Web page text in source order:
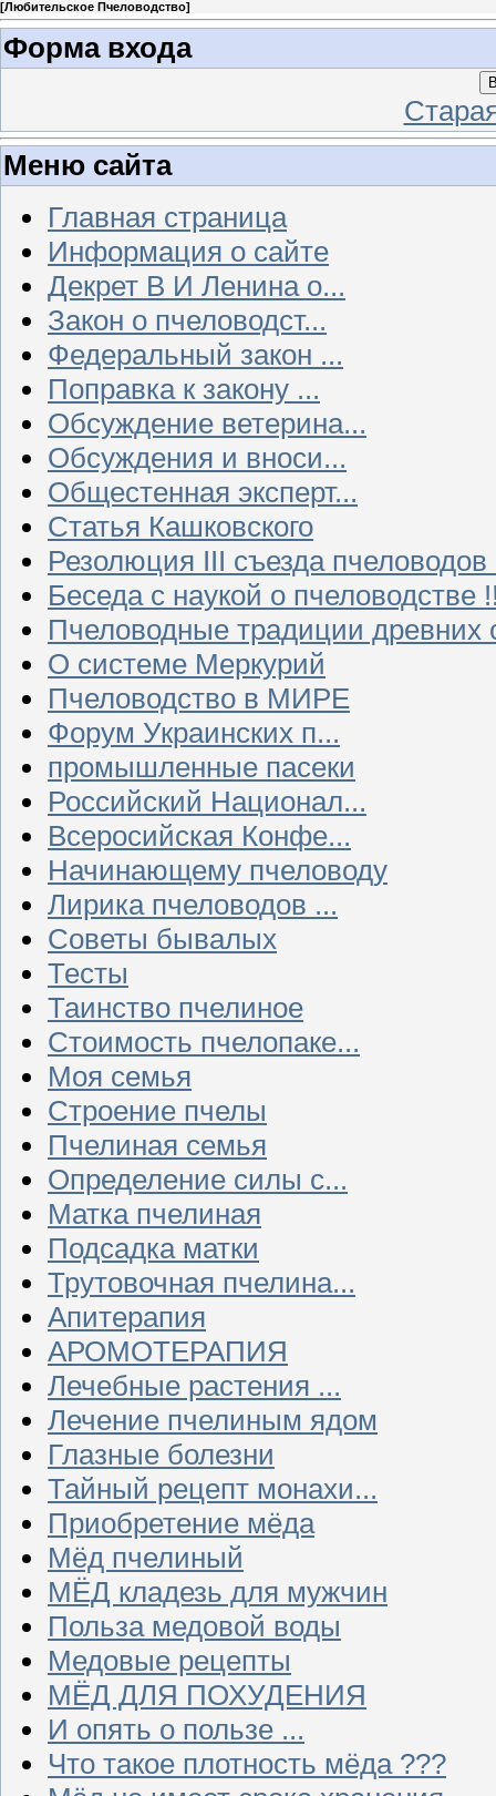
[Любительское Пчеловодство]
Форма входа
Меню сайта
Главная страница
Информация о сайте
Декрет В И Ленина о...
Закон о пчеловодст...
Федеральный закон ...
Поправка к закону ...
Обсуждение ветерина...
Обсуждения и вноси...
Общестенная эксперт...
Статья Кашковского
Резолюция III съезда
Беседа с наукой о пчеловодстве
Пчеловодные традиции древних
О системе Меркурий
Пчеловодство в МИРЕ
Форум Украинских п...
промышленные пасеки
Российский Национал...
Всеросийская Конфе...
Начинающему пчеловоду
Лирика пчеловодов ...
Советы бывалых
Тесты
Таинство пчелиное
Стоимость пчелопаке...
Моя семья
Строение пчелы
Пчелиная семья
Определение силы с...
Матка пчелиная
Подсадка матки
Трутовочная пчелина...
Апитерапия
АРОМОТЕРАПИЯ
Лечебные растения ...
Лечение пчелиным ядом
Глазные болезни
Тайный рецепт монахи...
Приобретение мёда
Мёд пчелиный
МЁД кладезь для мужчин
Польза медовой воды
Медовые рецепты
МЁД ДЛЯ ПОХУДЕНИЯ
И опять о пользе ...
Что такое плотность мёда ???